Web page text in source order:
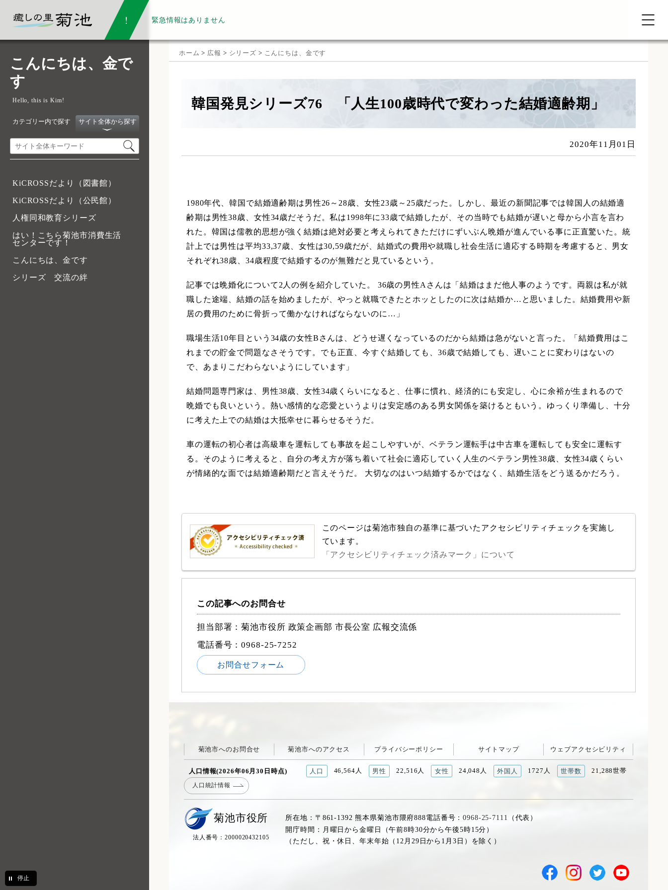
緊急情報はありません
こんにちは、金で
す
Hello, this is Kim!
カテゴリー内で探す サイト全体から探す
KiCROSSだより（図書館）
KiCROSSだより（公民館）
人権同和教育シリーズ
はい！こちら菊池市消費生活
センターです！
こんにちは、金です
シリーズ 交流の絆
停止
ホーム > 広報 > シリーズ > こんにちは、金です
韓国発見シリーズ76 「人生100歳時代で変わった結婚適齢期」
2020年11月01日
1980年代、韓国で結婚適齢期は男性26～28歳、女性23歳～25歳だった。しかし、最近の新聞記事では韓国人の結婚適
齢期は男性38歳、女性34歳だそうだ。私は1998年に33歳で結婚したが、その当時でも結婚が遅いと母から小言を言わ
れた。韓国は儒教的思想が強く結婚は絶対必要と考えられてきただけにずいぶん晩婚が進んでいる事に正直驚いた。統
計上では男性は平均33,37歳、女性は30,59歳だが、結婚式の費用や就職し社会生活に適応する時期を考慮すると、男女
それぞれ38歳、34歳程度で結婚するのが無難だと見ているという。
記事では晩婚化について2人の例を紹介していた。 36歳の男性Aさんは「結婚はまだ他人事のようです。両親は私が就
職した途端、結婚の話を始めましたが、やっと就職できたとホッとしたのに次は結婚か…と思いました。結婚費用や新
居の費用のために骨折って働かなければならないのに…」
職場生活10年目という34歳の女性Bさんは、どうせ遅くなっているのだから結婚は急がないと言った。「結婚費用はこ
れまでの貯金で問題なさそうです。でも正直、今すぐ結婚しても、36歳で結婚しても、遅いことに変わりはないの
で、あまりこだわらないようにしています」
結婚問題専門家は、男性38歳、女性34歳くらいになると、仕事に慣れ、経済的にも安定し、心に余裕が生まれるので
晩婚でも良いという。熱い感情的な恋愛というよりは安定感のある男女関係を築けるともいう。ゆっくり準備し、十分
に考えた上での結婚は大抵幸せに暮らせるそうだ。
車の運転の初心者は高級車を運転しても事故を起こしやすいが、ベテラン運転手は中古車を運転しても安全に運転す
る。そのように考えると、自分の考え方が落ち着いて社会に適応していく人生のベテラン男性38歳、女性34歳くらい
が情緒的な面では結婚適齢期だと言えそうだ。 大切なのはいつ結婚するかではなく、結婚生活をどう送るかだろう。
このページは菊池市独自の基準に基づいたアクセシビリティチェックを実施し
ています。
「アクセシビリティチェック済みマーク」について
この記事へのお問合せ
担当部署：菊池市役所 政策企画部 市長公室 広報交流係
電話番号：0968-25-7252
お問合せフォーム
菊池市へのお問合せ 菊池市へのアクセス プライバシーポリシー サイトマップ ウェブアクセシビリティ
人口情報(2026年06月30日時点) 人口 46,564人 男性 22,516人 女性 24,048人 外国人 1727人 世帯数 21,288世帯
人口統計情報
菊池市役所
法人番号：2000020432105
所在地：〒861-1392 熊本県菊池市隈府888電話番号：0968-25-7111
（代表）
開庁時間：月曜日から金曜日（午前8時30分から午後5時15分）
（ただし、祝・休日、年末年始（12月29日から1月3日）を除く）